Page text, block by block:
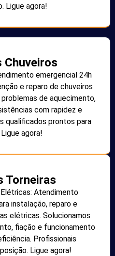
Ligue agora!
Chuveiros
emergencial 24h
e reparo de chuveiros
de aquecimento,
com rapidez e
qualificados prontos para
agora!
Torneiras
Atendimento
instalação, reparo e
elétricas. Solucionamos
fiação e funcionamento
Profissionais
Ligue agora!